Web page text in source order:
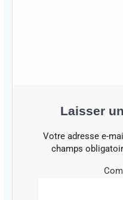
Laisser
Votre adresse e-
champs